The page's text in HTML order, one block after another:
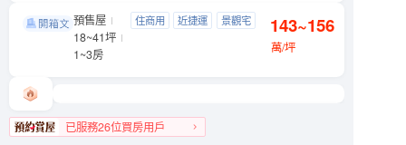
吉祥．如藝信義區 基隆路一段89號
預售屋
18~41坪
1~3房
住商用 近捷運
景觀宅
143~156
萬/坪
已服務26位買房用戶